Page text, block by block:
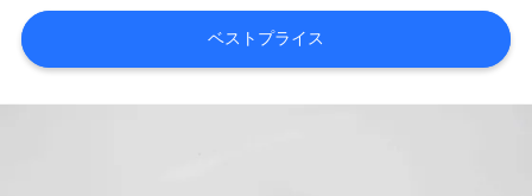
行
品
ベストプライス